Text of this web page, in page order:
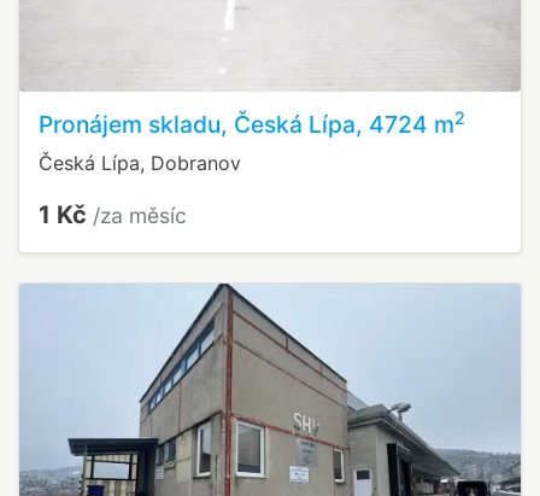
Pronájem skladu, Česká Lípa, 4724 m2
Česká Lípa, Dobranov
1 Kč /za měsíc